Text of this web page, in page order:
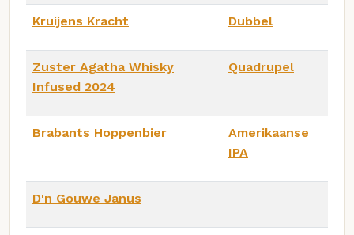
Kruijens Kracht Dubbel
Zuster Agatha Whisky
Infused 2024
Quadrupel
Brabants Hoppenbier
Amerikaanse
IPA
D'n Gouwe Janus